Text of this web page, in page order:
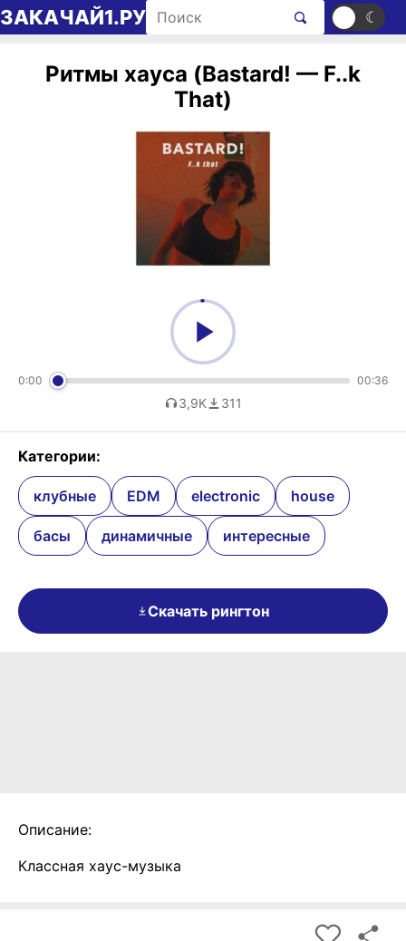
Перейти к содержимому
ЗАКАЧАЙ1.РУ Поиск рингтонов ☀ ☾
Ритмы хауса (Bastard! — F..k
That)
0:00 00:36
3,9K 311
Категории:
клубные EDM electronic house
басы динамичные интересные
Скачать рингтон
Описание:
Классная хаус-музыка